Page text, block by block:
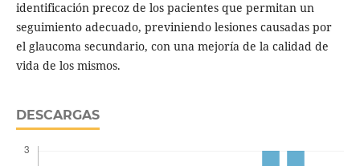
identificación precoz de los pacientes que permitan un
seguimiento adecuado, previniendo lesiones causadas por
el glaucoma secundario, con una mejoría de la calidad de
vida de los mismos.
DESCARGAS